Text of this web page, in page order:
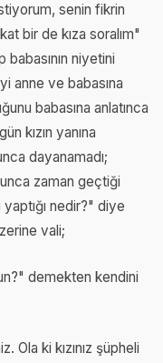
senin fikrin
bir de kıza soralım"
babasının niyetini
anne ve babasına
babasına anlatınca
kızın yanına
dayanamadı;
zaman geçtiği
nedir?" diye
vali;
demekten kendini
Ola ki kızınız şüpheli